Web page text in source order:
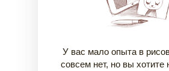
У вас мало опыта в
совсем нет, но вы хотите